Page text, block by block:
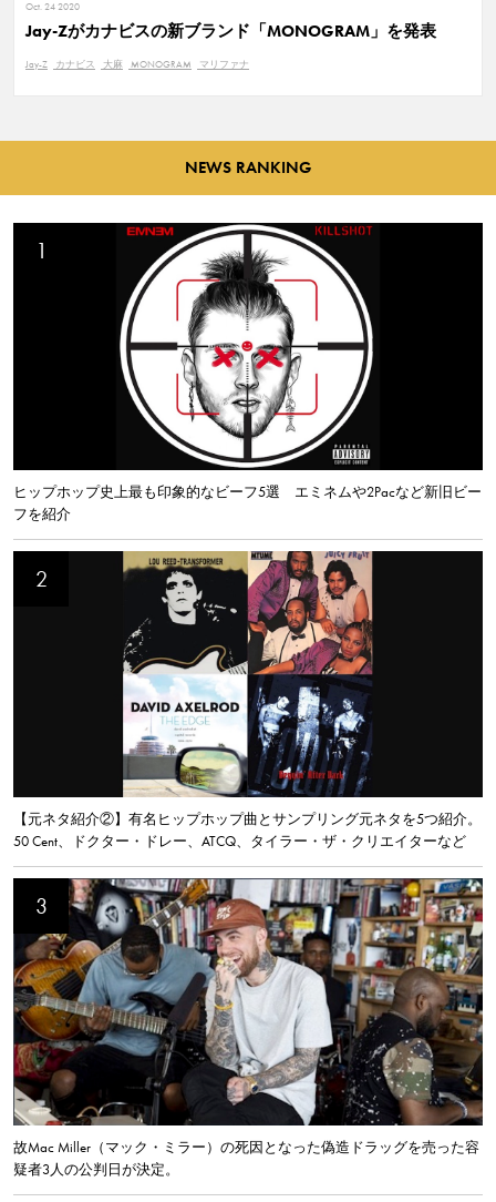
Oct. 24 2020
Jay-Zがカナビスの新ブランド「MONOGRAM」を発表
Jay-Z カナビス 大麻 MONOGRAM マリファナ
NEWS RANKING
ヒップホップ史上最も印象的なビーフ5選 エミネムや2Pacなど新旧ビー
フを紹介
【元ネタ紹介②】有名ヒップホップ曲とサンプリング元ネタを5つ紹介。
50 Cent、ドクター・ドレー、ATCQ、タイラー・ザ・クリエイターなど
故Mac Miller（マック・ミラー）の死因となった偽造ドラッグを売った容
疑者3人の公判日が決定。